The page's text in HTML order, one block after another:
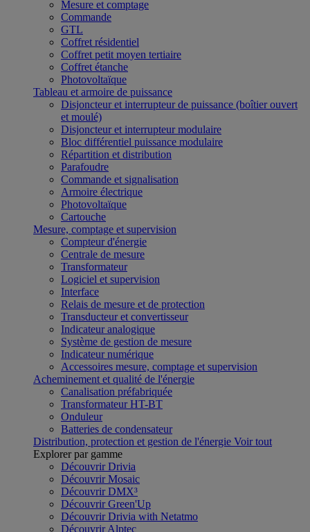
Mesure et comptage
Commande
GTL
Coffret résidentiel
Coffret petit moyen tertiaire
Coffret étanche
Photovoltaïque
Tableau et armoire de puissance
Disjoncteur et interrupteur de puissance (boîtier ouvert
et moulé)
Disjoncteur et interrupteur modulaire
Bloc différentiel puissance modulaire
Répartition et distribution
Parafoudre
Commande et signalisation
Armoire électrique
Photovoltaïque
Cartouche
Mesure, comptage et supervision
Compteur d'énergie
Centrale de mesure
Transformateur
Logiciel et supervision
Interface
Relais de mesure et de protection
Transducteur et convertisseur
Indicateur analogique
Système de gestion de mesure
Indicateur numérique
Accessoires mesure, comptage et supervision
Acheminement et qualité de l'énergie
Canalisation préfabriquée
Transformateur HT-BT
Onduleur
Batteries de condensateur
Distribution, protection et gestion de l'énergie Voir tout
Explorer par gamme
Découvrir Drivia
Découvrir Mosaic
Découvrir DMX³
Découvrir Green'Up
Découvrir Drivia with Netatmo
Découvrir Alptec